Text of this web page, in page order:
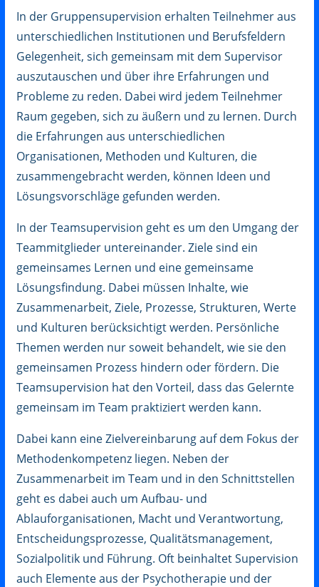
In der Gruppensupervision erhalten Teilnehmer aus
unterschiedlichen Institutionen und Berufsfeldern
Gelegenheit, sich gemeinsam mit dem Supervisor
auszutauschen und über ihre Erfahrungen und
Probleme zu reden. Dabei wird jedem Teilnehmer
Raum gegeben, sich zu äußern und zu lernen. Durch
die Erfahrungen aus unterschiedlichen
Organisationen, Methoden und Kulturen, die
zusammengebracht werden, können Ideen und
Lösungsvorschläge gefunden werden.
In der Teamsupervision geht es um den Umgang der
Teammitglieder untereinander. Ziele sind ein
gemeinsames Lernen und eine gemeinsame
Lösungsfindung. Dabei müssen Inhalte, wie
Zusammenarbeit, Ziele, Prozesse, Strukturen, Werte
und Kulturen berücksichtigt werden. Persönliche
Themen werden nur soweit behandelt, wie sie den
gemeinsamen Prozess hindern oder fördern. Die
Teamsupervision hat den Vorteil, dass das Gelernte
gemeinsam im Team praktiziert werden kann.
Dabei kann eine Zielvereinbarung auf dem Fokus der
Methodenkompetenz liegen. Neben der
Zusammenarbeit im Team und in den Schnittstellen
geht es dabei auch um Aufbau- und
Ablauforganisationen, Macht und Verantwortung,
Entscheidungsprozesse, Qualitätsmanagement,
Sozialpolitik und Führung. Oft beinhaltet Supervision
auch Elemente aus der Psychotherapie und der